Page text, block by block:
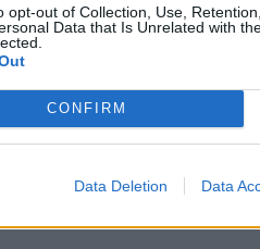
opt-out of Collection, Use,
Data that Is Unrelated with
CONFIRM
Data Deletion Data
Il titolo del
liberi e
ci ricorda
(ai liberi e
cooperare